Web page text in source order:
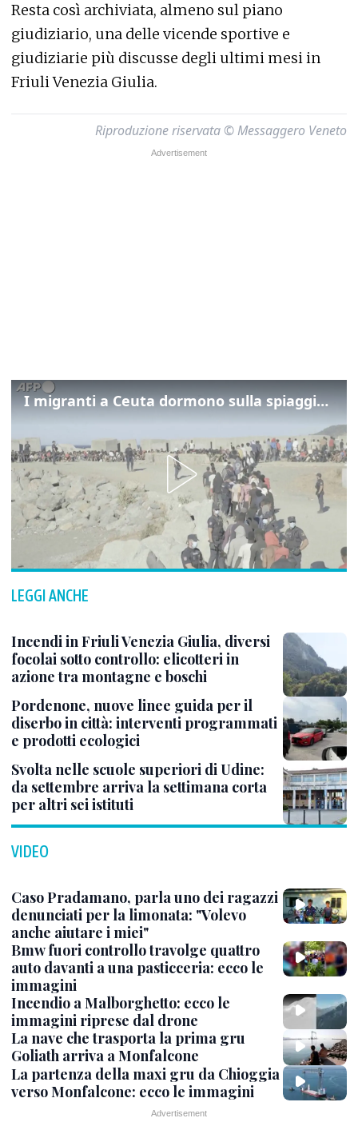
Resta così archiviata, almeno sul piano
giudiziario, una delle vicende sportive e
giudiziarie più discusse degli ultimi mesi in
Friuli Venezia Giulia.
Riproduzione riservata © Messaggero Veneto
I migranti a Ceuta dormono sulla spiaggia: "Vogliamo entrare in Europa"
LEGGI ANCHE
Incendi in Friuli Venezia Giulia, diversi
focolai sotto controllo: elicotteri in
azione tra montagne e boschi
Pordenone, nuove linee guida per il
diserbo in città: interventi programmati
e prodotti ecologici
Svolta nelle scuole superiori di Udine:
da settembre arriva la settimana corta
per altri sei istituti
VIDEO
Caso Pradamano, parla uno dei ragazzi
denunciati per la limonata: "Volevo
anche aiutare i miei"
Bmw fuori controllo travolge quattro
auto davanti a una pasticceria: ecco le
immagini
Incendio a Malborghetto: ecco le
immagini riprese dal drone
La nave che trasporta la prima gru
Goliath arriva a Monfalcone
La partenza della maxi gru da Chioggia
verso Monfalcone: ecco le immagini